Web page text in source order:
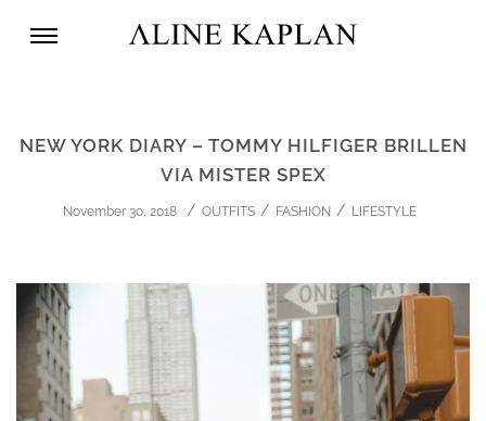
NEW YORK DIARY – TOMMY HILFIGER BRILLEN
VIA MISTER SPEX
November 30, 2018 OUTFITS FASHION LIFESTYLE